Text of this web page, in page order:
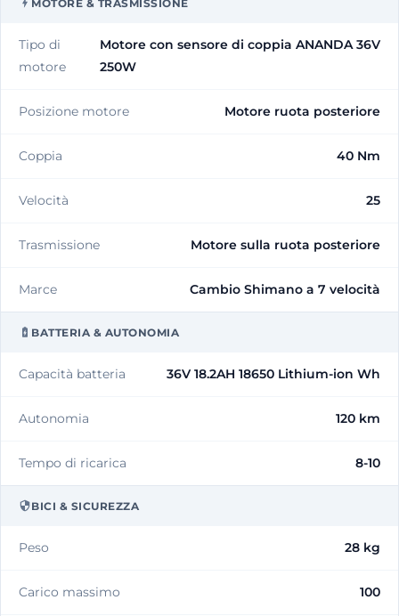
MOTORE & TRASMISSIONE
Tipo di
motore
Motore con sensore di coppia ANANDA 36V
250W
Posizione motore Motore ruota posteriore
Coppia 40 Nm
Velocità 25
Trasmissione Motore sulla ruota posteriore
Marce Cambio Shimano a 7 velocità
BATTERIA & AUTONOMIA
Capacità batteria 36V 18.2AH 18650 Lithium-ion Wh
Autonomia 120 km
Tempo di ricarica 8-10
BICI & SICUREZZA
Peso 28 kg
Carico massimo 100